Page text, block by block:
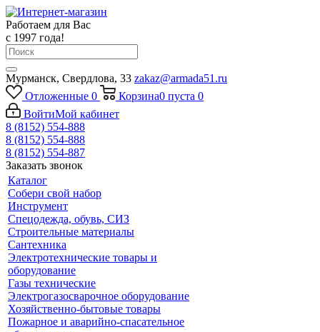
Работаем для Вас
с 1997 года!
Мурманск, Свердлова, 33 zakaz@armada51.ru
Отложенные 0 Корзина0 пуста 0
ВойтиМой кабинет
8 (8152) 554-888
8 (8152) 554-888
8 (8152) 554-887
Заказать звонок
Каталог
Собери свой набор
Инструмент
Спецодежда, обувь, СИЗ
Строительные материалы
Сантехника
Электротехнические товары и
оборудование
Газы технические
Электрогазосварочное оборудование
Хозяйственно-бытовые товары
Пожарное и аварийно-спасательное